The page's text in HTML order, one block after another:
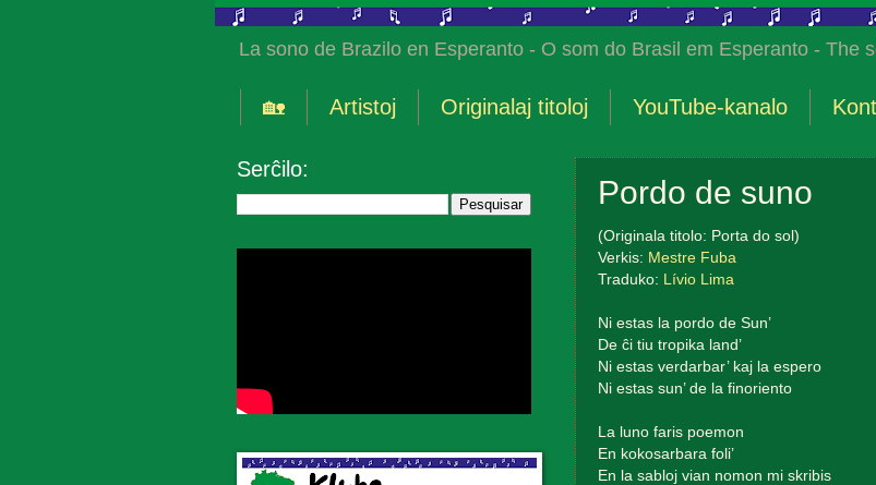
La sono de Brazilo en Esperanto - O som do Brasil em Esperanto - The
🏡 Artistoj Originalaj titoloj YouTube-kanalo
Pordo de suno
(Originala titolo: Porta do sol)
Verkis: Mestre Fuba
Traduko:
Lívio Lima
Ni estas la pordo de Sun’
De ĉi tiu tropika land’
Ni estas verdarbar’ kaj la espero
Ni estas sun’ de la finoriento
La luno faris poemon
En kokosarbara foli’
En la sabloj vian nomon mi skribis
Serĉilo: